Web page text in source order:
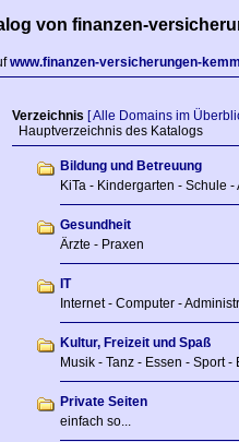
von finanzen-
www.finanzen-versicherungen-
Verzeichnis [ Alle Domains im
Hauptverzeichnis des Katalogs
Bildung und Betreuung
KiTa - Kindergarten - Schule
Gesundheit
Ärzte - Praxen
IT
Internet - Computer -
Kultur, Freizeit und Spaß
Musik - Tanz - Essen - Sport
Private Seiten
einfach so...